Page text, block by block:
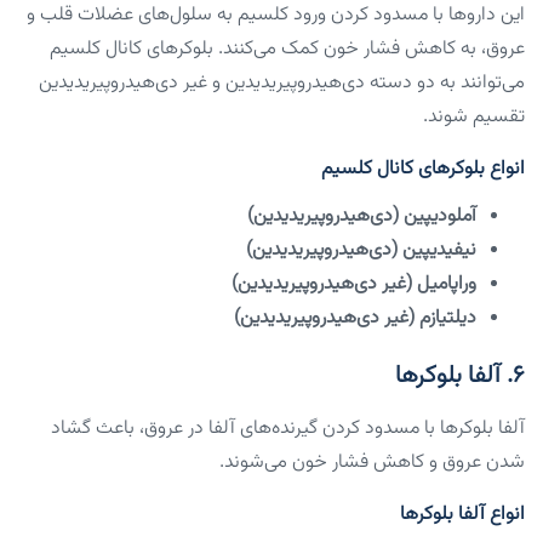
این داروها با مسدود کردن ورود کلسیم به سلول‌های عضلات قلب و
عروق، به کاهش فشار خون کمک می‌کنند. بلوکرهای کانال کلسیم
می‌توانند به دو دسته دی‌هیدروپیریدیدین و غیر دی‌هیدروپیریدیدین
تقسیم شوند.
انواع بلوکرهای کانال کلسیم
آملودیپین (دی‌هیدروپیریدیدین)
نیفیدیپین (دی‌هیدروپیریدیدین)
وراپامیل (غیر دی‌هیدروپیریدیدین)
دیلتیازم (غیر دی‌هیدروپیریدیدین)
۶. آلفا بلوکرها
آلفا بلوکرها با مسدود کردن گیرنده‌های آلفا در عروق، باعث گشاد
شدن عروق و کاهش فشار خون می‌شوند.
انواع آلفا بلوکرها